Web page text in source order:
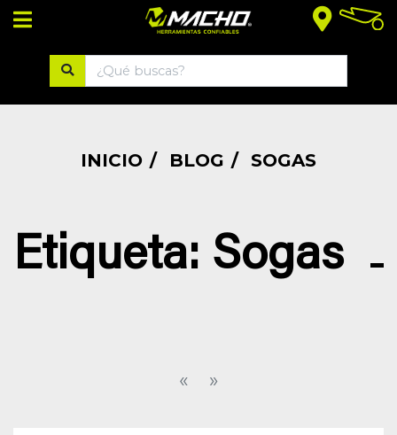
¡BIENVENIDO!
CATEGORÍAS
INICIO BLOG SOGAS
Etiqueta: Sogas
« »